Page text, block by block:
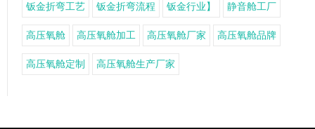
钣金折弯工艺 钣金折弯流程 钣金行业】 静音舱工厂
高压氧舱 高压氧舱加工 高压氧舱厂家 高压氧舱品牌
高压氧舱定制 高压氧舱生产厂家